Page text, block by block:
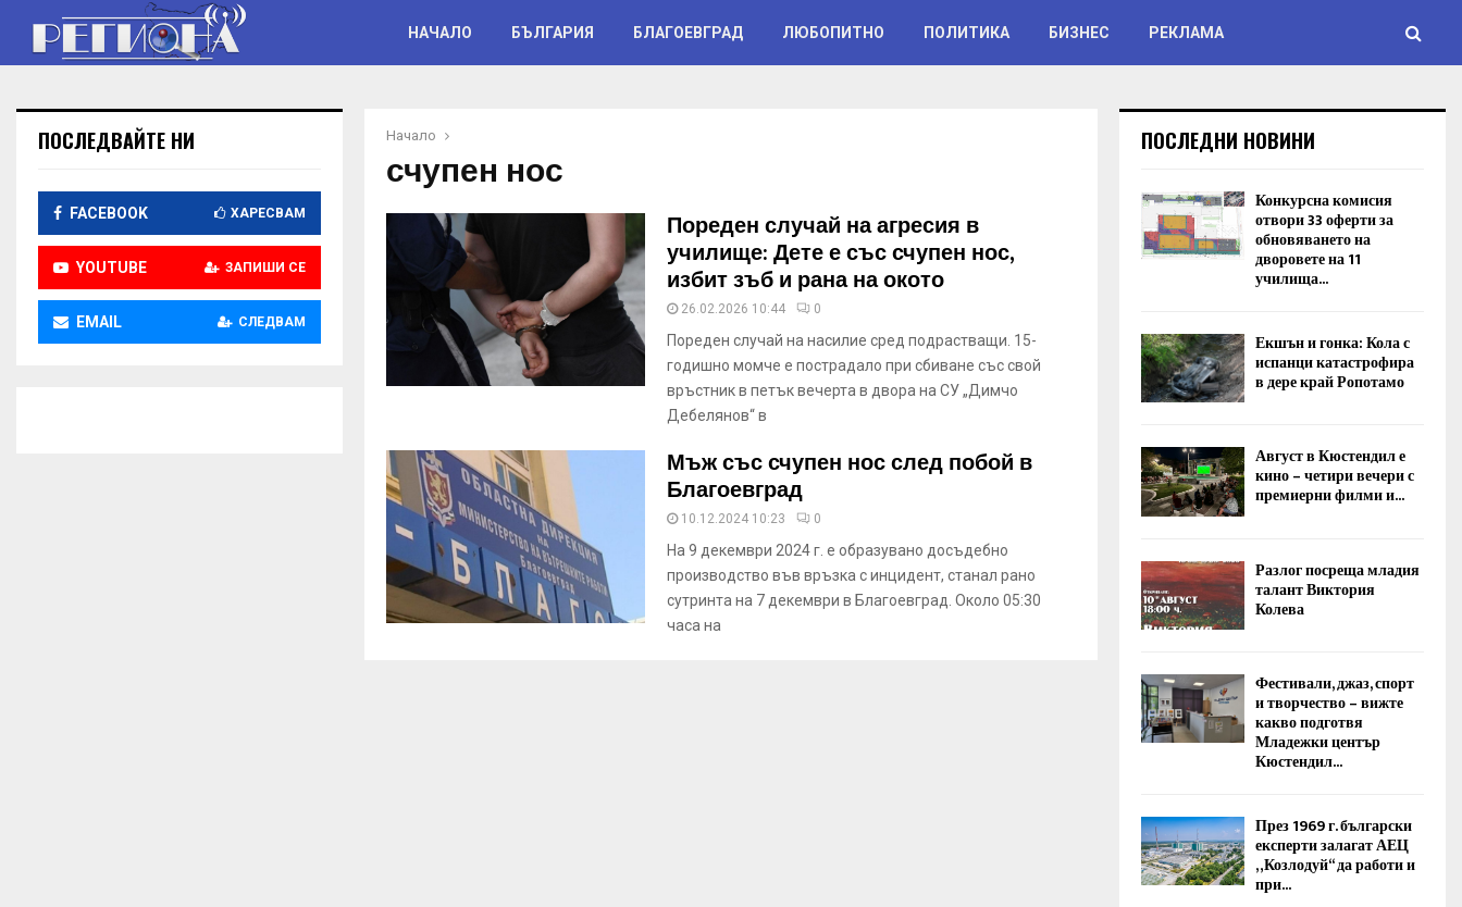
НАЧАЛО БЪЛГАРИЯ БЛАГОЕВГРАД ЛЮБОПИТНО ПОЛИТИКА БИЗНЕС РЕКЛАМА
Начало
счупен нос
Пореден случай на агресия в
училище: Дете е със счупен нос,
избит зъб и рана на окото
26.02.2026 10:44 0
Пореден случай на насилие сред подрастващи. 15-
годишно момче е пострадало при сбиване със свой
връстник в петък вечерта в двора на СУ „Димчо
Дебелянов“ в
Мъж със счупен нос след побой в
Благоевград
10.12.2024 10:23 0
На 9 декември 2024 г. е образувано досъдебно
производство във връзка с инцидент, станал рано
сутринта на 7 декември в Благоевград. Около 05:30
часа на
ПОСЛЕДВАЙТЕ НИ
FACEBOOK ХАРЕСВАМ
YOUTUBE ЗАПИШИ СЕ
EMAIL СЛЕДВАМ
ПОСЛЕДНИ НОВИНИ
Конкурсна комисия
отвори 33 оферти за
обновяването на
дворовете на 11
училища...
Екшън и гонка: Кола с
испанци катастрофира
в дере край Ропотамо
Август в Кюстендил е
кино – четири вечери с
премиерни филми и...
Разлог посреща младия
талант Виктория
Колева
Фестивали, джаз, спорт
и творчество – вижте
какво подготвя
Младежки център
Кюстендил...
През 1969 г. български
експерти залагат АЕЦ
„Козлодуй“ да работи и
при...